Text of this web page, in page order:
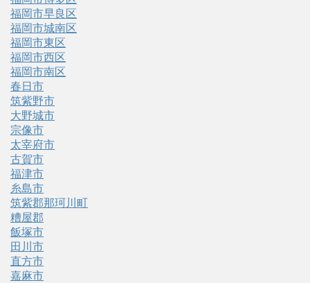
福岡市早良区
福岡市城南区
福岡市東区
福岡市西区
福岡市南区
春日市
筑紫野市
大野城市
宗像市
太宰府市
古賀市
福津市
糸島市
筑紫郡那珂川町
糟屋郡
飯塚市
田川市
直方市
嘉麻市